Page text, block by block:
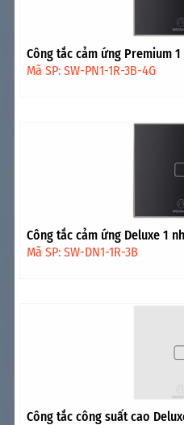
Công tắc cảm ứng Premium
Mã SP: SW-PN1-1R-3B-4G
Công tắc cảm ứng Deluxe 1
Mã SP: SW-DN1-1R-3B
Công tắc công suất cao